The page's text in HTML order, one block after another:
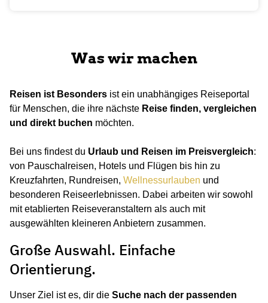
Was wir machen
Reisen ist Besonders ist ein unabhängiges Reiseportal
für Menschen, die ihre nächste Reise finden, vergleichen
und direkt buchen möchten.
Bei uns findest du Urlaub und Reisen im Preisvergleich:
von Pauschalreisen, Hotels und Flügen bis hin zu
Kreuzfahrten, Rundreisen, Wellnessurlauben und
besonderen Reiseerlebnissen. Dabei arbeiten wir sowohl
mit etablierten Reiseveranstaltern als auch mit
ausgewählten kleineren Anbietern zusammen.
Große Auswahl. Einfache
Orientierung.
Unser Ziel ist es, dir die Suche nach der passenden